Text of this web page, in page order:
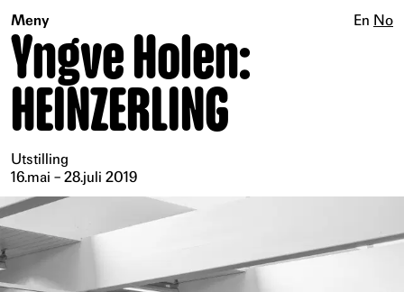
Meny En No
Yngve Holen:
HEINZERLING
Utstilling
16.mai – 28.juli 2019